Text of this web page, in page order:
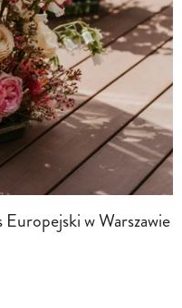
w Warszawie